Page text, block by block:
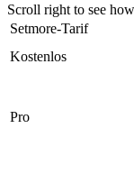
Scroll right to see
Setmore-Tarif
Kostenlos
Pro